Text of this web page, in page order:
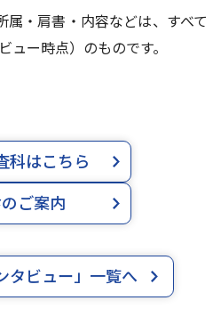
・肩書・内容などは、すべて
ー時点）のものです。
科はこちら
ご案内
タビュー」一覧へ